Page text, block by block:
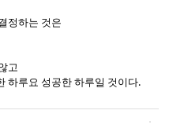
정하는 것은
고
하루요 성공한 하루일 것이다.